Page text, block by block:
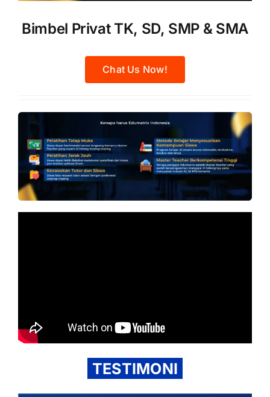
Bimbel Privat TK, SD, SMP & SMA
Chat Us Now!
TESTIMONI